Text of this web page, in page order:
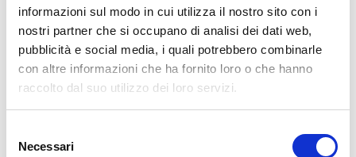
informazioni sul modo in cui utilizza il nostro sito con i
nostri partner che si occupano di analisi dei dati web,
pubblicità e social media, i quali potrebbero combinarle
con altre informazioni che ha fornito loro o che hanno
raccolto dal suo utilizzo dei loro servizi.
delNecessariINDOOR/OUTDOOR